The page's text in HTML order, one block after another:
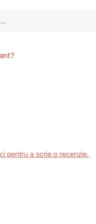
pentru a scrie o recenzie.